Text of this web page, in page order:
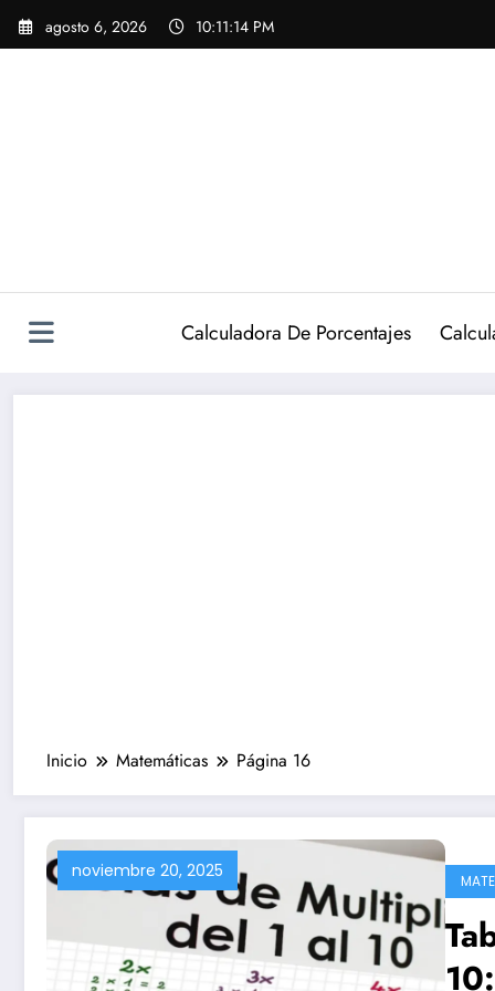
Saltar
agosto 6, 2026 10:11:15 PM
Calculadora De Porcentajes
Inicio Matemáticas Página 16
noviembre 20, 2025